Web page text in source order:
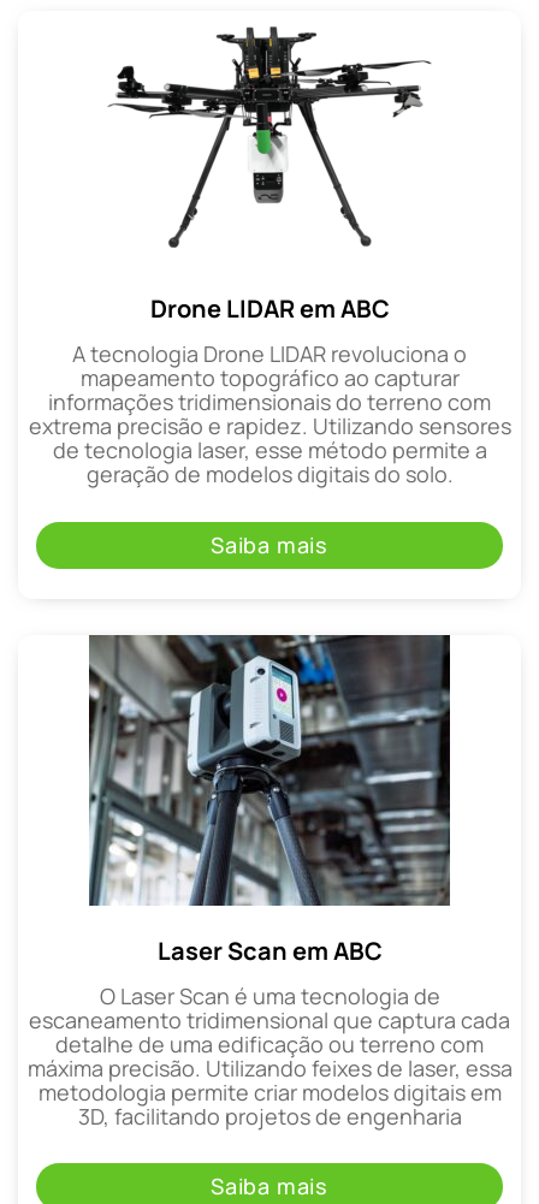
Drone LIDAR em ABC
A tecnologia Drone LIDAR revoluciona o
mapeamento topográfico ao capturar
informações tridimensionais do terreno com
extrema precisão e rapidez. Utilizando sensores
de tecnologia laser, esse método permite a
geração de modelos digitais do solo.
Saiba mais
Laser Scan em ABC
O Laser Scan é uma tecnologia de
escaneamento tridimensional que captura cada
detalhe de uma edificação ou terreno com
máxima precisão. Utilizando feixes de laser, essa
metodologia permite criar modelos digitais em
3D, facilitando projetos de engenharia
Saiba mais